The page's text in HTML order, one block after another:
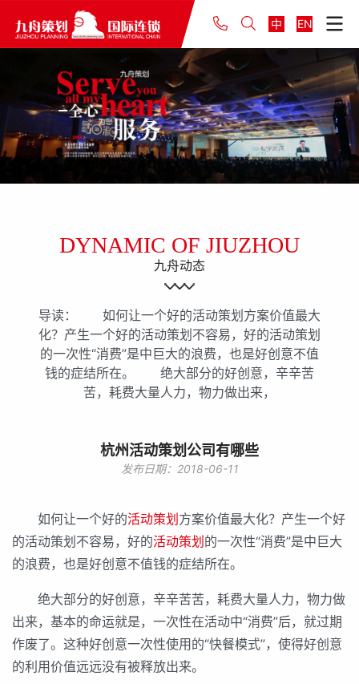
中 EN
DYNAMIC OF JIUZHOU
九舟动态
导读： 如何让一个好的活动策划方案价值最大
化？产生一个好的活动策划不容易，好的活动策划
的一次性“消费”是中巨大的浪费，也是好创意不值
钱的症结所在。 绝大部分的好创意，辛辛苦
苦，耗费大量人力，物力做出来，
杭州活动策划公司有哪些
发布日期：2018-06-11
如何让一个好的活动策划 方案价值最大化？产生一个好
的活动策划不容易，好的活动策划 的一次性“消费”是中巨大
的浪费，也是好创意不值钱的症结所在。
绝大部分的好创意，辛辛苦苦，耗费大量人力，物力做
出来，基本的命运就是，一次性在活动中“消费”后，就过期
作废了。这种好创意一次性使用的“快餐模式”，使得好创意
的利用价值远远没有被释放出来。